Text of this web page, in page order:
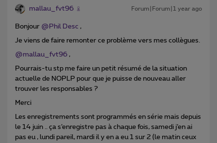
mallau_fvt96 Forum|Forum|1 year ago
Bonjour ​ @Phil Desc ,
Je viens de faire remonter ce problème vers mes collègues.
@mallau_fvt96 ,
Pourrais-tu stp me faire un petit résumé de la situation
actuelle de NOPLP pour que je puisse de nouveau aller
trouver les responsables ?
Merci
Les enregistrements sont programmés en série mais depuis
le 14 juin .. ça s’enregistre pas à chaque fois, samedi j’en ai
pas eu , lundi pareil, mardi il y en a eu 1 sur 2 (le matin ceux